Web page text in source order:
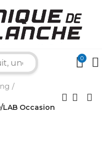
0
LAB Occasion